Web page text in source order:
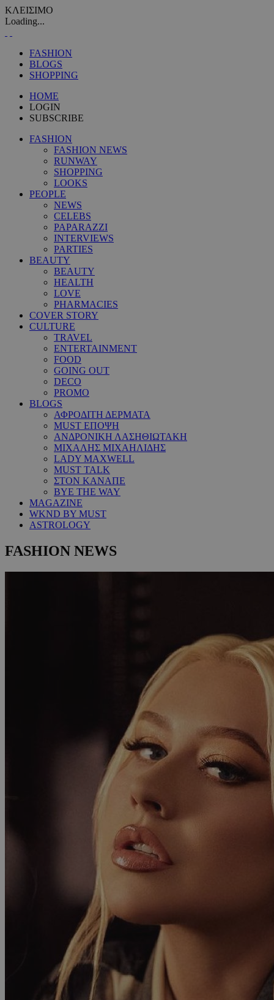
ΚΛΕΙΣΙΜΟ
Loading...
FASHION
BLOGS
SHOPPING
HOME
LOGIN
SUBSCRIBE
FASHION
FASHION NEWS
RUNWAY
SHOPPING
LOOKS
PEOPLE
NEWS
CELEBS
PAPARAZZI
INTERVIEWS
PARTIES
BEAUTY
BEAUTY
HEALTH
LOVE
PHARMACIES
COVER STORY
CULTURE
TRAVEL
ENTERTAINMENT
FOOD
GOING OUT
DECO
PROMO
BLOGS
ΑΦΡΟΔΙΤΗ ΔΕΡΜΑΤΑ
MUST ΕΠΟΨΗ
ΑΝΔΡΟΝΙΚΗ ΛΑΣΗΘΙΩΤΑΚΗ
ΜΙΧΑΛΗΣ ΜΙΧΑΗΛΙΔΗΣ
LADY MAXWELL
MUST TALK
ΣΤΟΝ ΚΑΝΑΠΕ
BYE THE WAY
MAGAZINE
WKND BY MUST
ASTROLOGY
FASHION NEWS